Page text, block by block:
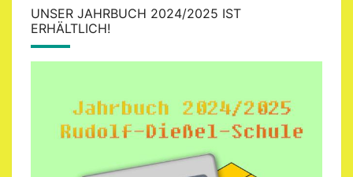
UNSER JAHRBUCH 2024/2025 IST
ERHÄLTLICH!